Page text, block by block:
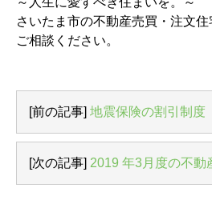
さいたま市の不動産売買・注文
ご相談ください。
[前の記事] 地震保険の割引制度
[次の記事] 2019 年3月度の不動